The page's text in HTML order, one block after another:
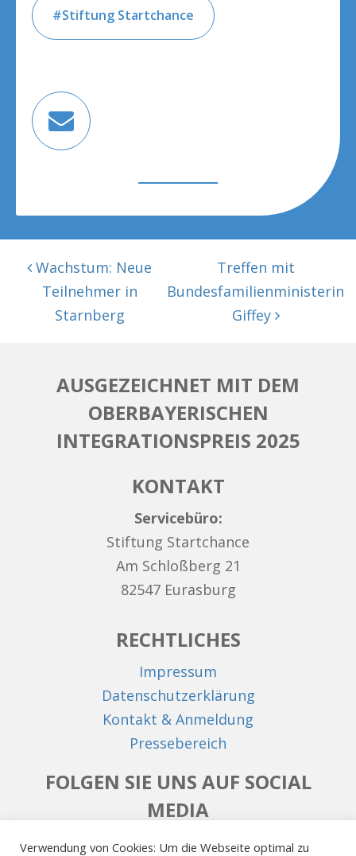
Stiftung Startchance
Wachstum: Neue
Teilnehmer in
Starnberg
Treffen mit
Bundesfamilienministerin
Giffey
AUSGEZEICHNET MIT DEM
OBERBAYERISCHEN
INTEGRATIONSPREIS 2025
KONTAKT
Servicebüro:
Stiftung Startchance
Am Schloßberg 21
82547 Eurasburg
RECHTLICHES
Impressum
Datenschutzerklärung
Kontakt & Anmeldung
Pressebereich
FOLGEN SIE UNS AUF SOCIAL
MEDIA
Facebook
Instagram
LinkedIn
Verwendung von Cookies: Um die Webseite optimal zu